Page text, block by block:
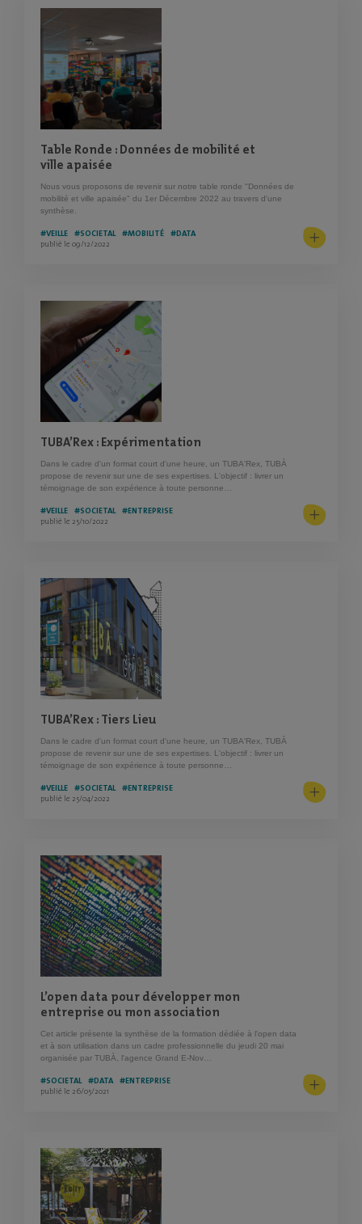
CHARGEMENT
Table Ronde : Données de mobilité et
ville apaisée
Nous vous proposons de revenir sur notre table ronde "Données de
mobilité et ville apaisée" du 1er Décembre 2022 au travers d'une
synthèse.
#VEILLE #SOCIETAL #MOBILITÉ #DATA
publié le 09/12/2022
TUBA’Rex : Expérimentation
Dans le cadre d'un format court d'une heure, un TUBA'Rex, TUBÀ
propose de revenir sur une de ses expertises. L'objectif : livrer un
témoignage de son expérience à toute personne…
#VEILLE #SOCIETAL #ENTREPRISE
publié le 25/10/2022
TUBA’Rex : Tiers Lieu
Dans le cadre d'un format court d'une heure, un TUBA'Rex, TUBÀ
propose de revenir sur une de ses expertises. L'objectif : livrer un
témoignage de son expérience à toute personne…
#VEILLE #SOCIETAL #ENTREPRISE
publié le 25/04/2022
L’open data pour développer mon
entreprise ou mon association
Cet article présente la synthèse de la formation dédiée à l'open data
et à son utilisation dans un cadre professionnelle du jeudi 20 mai
organisée par TUBÀ, l'agence Grand E-Nov…
#SOCIETAL #DATA #ENTREPRISE
publié le 26/05/2021